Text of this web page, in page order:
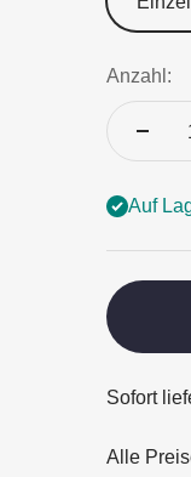
Anzahl:
Auf
Sofort
Alle